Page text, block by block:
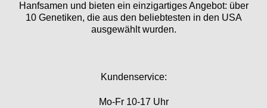
Hanfsamen und bieten ein einzigartiges Angebot: über
10 Genetiken, die aus den beliebtesten in den USA
ausgewählt wurden.
Kundenservice:
Mo-Fr 10-17 Uhr